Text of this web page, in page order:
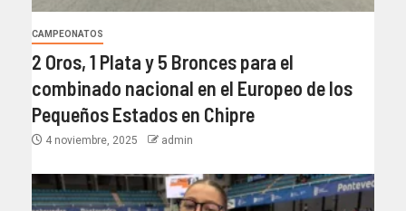
CAMPEONATOS
2 Oros, 1 Plata y 5 Bronces para el
combinado nacional en el Europeo de los
Pequeños Estados en Chipre
4 noviembre, 2025 admin